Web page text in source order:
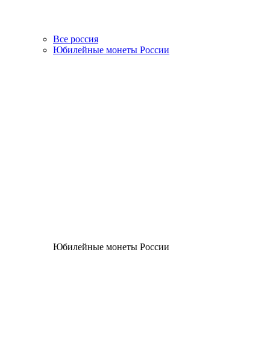
Все россия
Юбилейные монеты России
Юбилейные монеты России